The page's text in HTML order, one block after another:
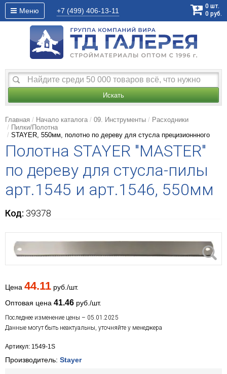
Меню +7 (499) 406-13-11
0 шт.
0 руб.
Искать
Главная Начало каталога 09. Инструменты
Расходники
Пилки/Полотна
STAYER, 550мм, полотно по дереву для стусла прецизионнного
Полотна STAYER "MASTER"
по дереву для стусла-пилы
арт.1545 и арт.1546, 550мм
Код: 39378
Цена 44.11 руб./шт.
Оптовая цена 41.46 руб./шт.
Последнее изменение цены – 05.01.2025
Данные могут быть неактуальны, уточняйте у менеджера
Артикул: 1549-1S
Производитель: Stayer